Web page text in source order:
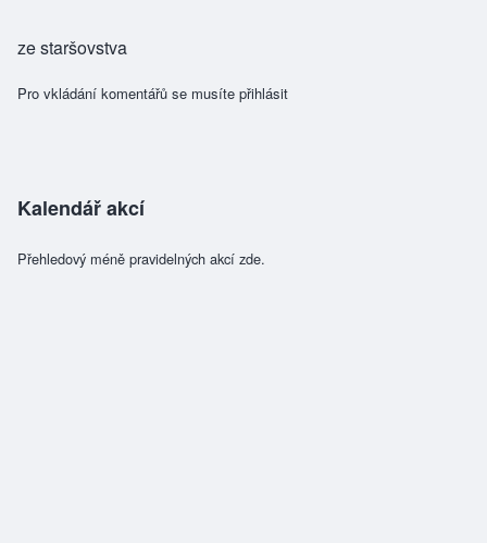
ze staršovstva
Pro vkládání komentářů se musíte přihlásit
Kalendář akcí
Přehledový méně pravidelných akcí zde.